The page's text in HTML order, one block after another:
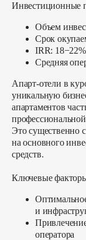
Инвестиционные
Объем
Срок
IRR: 18−22%
Средняя
Апарт-отели в
уникальную
апартаментов
Это существенно
на основного
средств.
Ключевые
и
оператора